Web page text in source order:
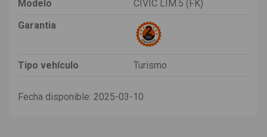
Modelo
CIVIC LIM.5 (FK)
Garantia
Tipo vehículo Turismo
Fecha disponible: 2025-03-10